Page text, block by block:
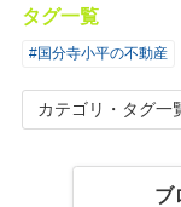
タグ一覧
#国分寺小平の不動産
カテゴリ・タグ一
ブ